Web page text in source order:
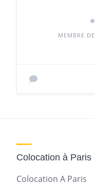
MEMBRE
Colocation à Paris
Colocation A Paris